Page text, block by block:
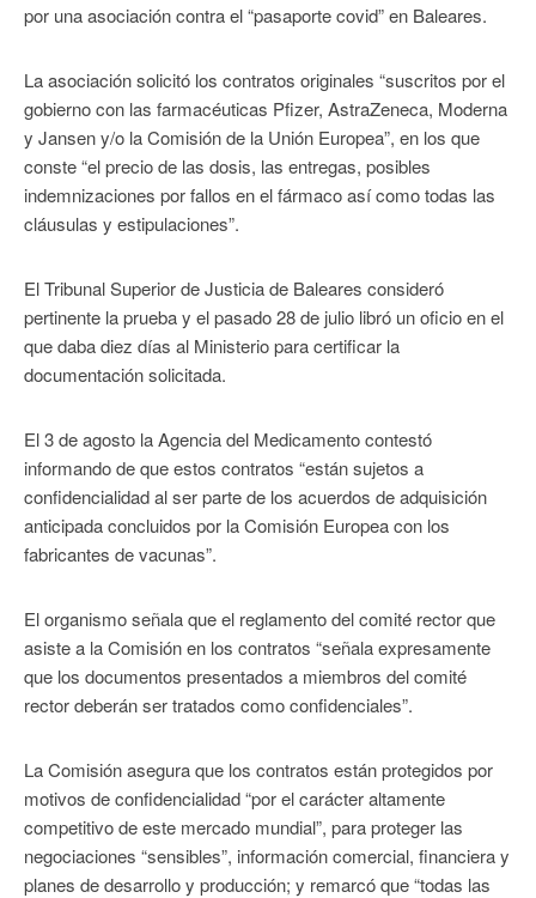
por una asociación contra el “pasaporte covid” en Baleares.
La asociación solicitó los contratos originales “suscritos por el
gobierno con las farmacéuticas Pfizer, AstraZeneca, Moderna
y Jansen y/o la Comisión de la Unión Europea”, en los que
conste “el precio de las dosis, las entregas, posibles
indemnizaciones por fallos en el fármaco así como todas las
cláusulas y estipulaciones”.
El Tribunal Superior de Justicia de Baleares consideró
pertinente la prueba y el pasado 28 de julio libró un oficio en el
que daba diez días al Ministerio para certificar la
documentación solicitada.
El 3 de agosto la Agencia del Medicamento contestó
informando de que estos contratos “están sujetos a
confidencialidad al ser parte de los acuerdos de adquisición
anticipada concluidos por la Comisión Europea con los
fabricantes de vacunas”.
El organismo señala que el reglamento del comité rector que
asiste a la Comisión en los contratos “señala expresamente
que los documentos presentados a miembros del comité
rector deberán ser tratados como confidenciales”.
La Comisión asegura que los contratos están protegidos por
motivos de confidencialidad “por el carácter altamente
competitivo de este mercado mundial”, para proteger las
negociaciones “sensibles”, información comercial, financiera y
planes de desarrollo y producción; y remarcó que “todas las